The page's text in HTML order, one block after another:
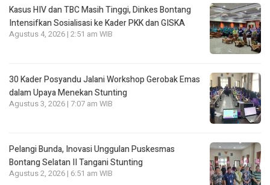
Kasus HIV dan TBC Masih Tinggi, Dinkes Bontang
Intensifkan Sosialisasi ke Kader PKK dan GISKA
Agustus 4, 2026 | 2:51 am WIB
30 Kader Posyandu Jalani Workshop Gerobak Emas
dalam Upaya Menekan Stunting
Agustus 3, 2026 | 7:07 am WIB
Pelangi Bunda, Inovasi Unggulan Puskesmas
Bontang Selatan II Tangani Stunting
Agustus 2, 2026 | 6:51 am WIB